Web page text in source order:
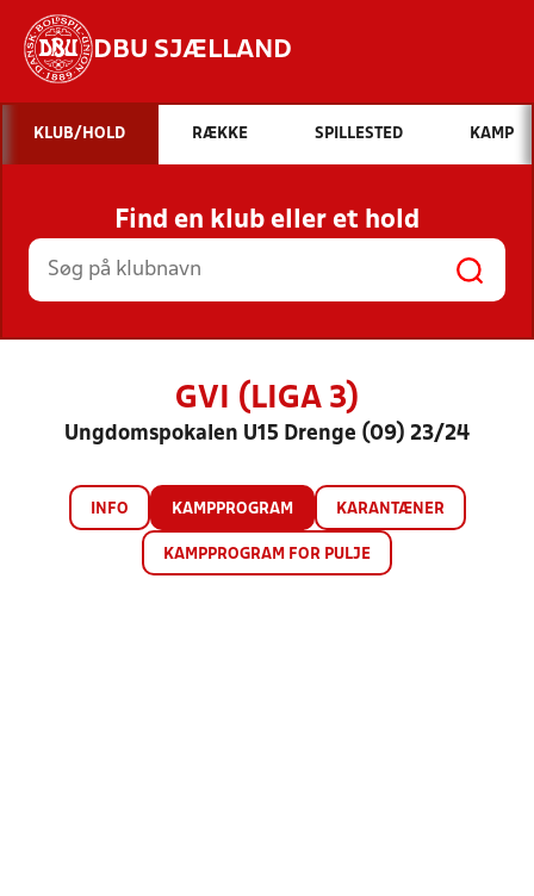
DBU SJÆLLAND
Hvad vil du søge efter?
INDHOLD OG NYHEDER
STILLINGER, RESULTATER, KLUBBER OG
HOLD
KLUB/HOLD RÆKKE SPILLESTED KAMP
Find en klub eller et hold
GVI (LIGA 3)
Ungdomspokalen U15 Drenge (09) 23/24
INFO KAMPPROGRAM KARANTÆNER
KAMPPROGRAM FOR PULJE